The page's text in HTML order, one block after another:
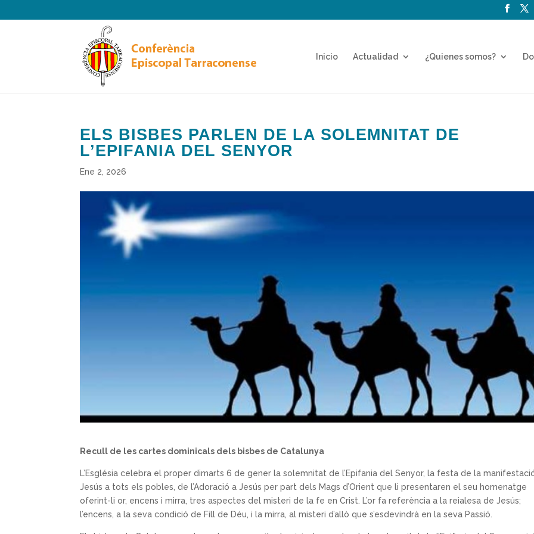
Inicio Actualidad ¿Quienes somos?
ELS BISBES PARLEN DE LA SOLEMNITAT DE
L’EPIFANIA DEL SENYOR
Ene 2, 2026
Recull de les cartes dominicals dels bisbes de Catalunya
L’Església celebra el proper dimarts 6 de gener la solemnitat de l’Epifania del Senyor, la festa de la
Jesús a tots els pobles, de l’Adoració a Jesús per part dels Mags d’Orient que li presentaren el seu homenatge
oferint-li or, encens i mirra, tres aspectes del misteri de la fe en Crist. L’or fa referència a la reialesa de Jesús;
l’encens, a la seva condició de Fill de Déu, i la mirra, al misteri d’allò que s’esdevindrà en la seva Passió.